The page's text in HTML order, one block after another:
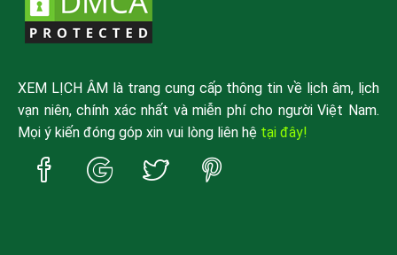
XEM LỊCH ÂM là trang cung cấp thông tin về lịch âm, lịch
vạn niên, chính xác nhất và miễn phí cho người Việt Nam.
Mọi ý kiến đóng góp xin vui lòng liên hệ tại đây!
Trang
Facebook
Trang
Google
Trang
Twitter
Trang
Pinterest